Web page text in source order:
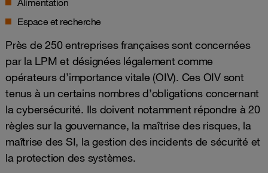
Espace et recherche
Près de 250 entreprises françaises sont concernées
par la LPM et désignées légalement comme
opérateurs d’importance vitale (OIV). Ces OIV sont
tenus à un certains nombres d’obligations concernant
la cybersécurité. Ils doivent notamment répondre à 20
règles sur la gouvernance, la maîtrise des risques, la
maîtrise des SI, la gestion des incidents de sécurité et
la protection des systèmes.